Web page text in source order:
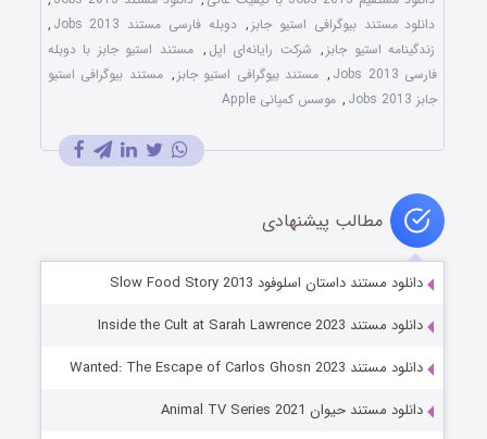
دانلود مستند بیوگرافی استیو جابز , دوبله فارسی مستند Jobs 2013
,
زندگینامه استیو جابز , شرکت رایانه‌ای اپل , مستند استیو جابز با دوبله
فارسی Jobs 2013
, مستند بیوگرافی استیو جابز , مستند بیوگرافی استیو
جابز Jobs 2013
, موسس کمپانی Apple
مطالب پیشنهادی
دانلود مستند داستان اسلوفود Slow Food Story 2013
دانلود مستند Inside the Cult at Sarah Lawrence 2023
دانلود مستند Wanted: The Escape of Carlos Ghosn 2023
دانلود مستند حیوان Animal TV Series 2021